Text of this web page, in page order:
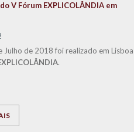
V Fórum EXPLICOLÂNDIA em
Julho de 2018 foi realizado em Lisboa
.